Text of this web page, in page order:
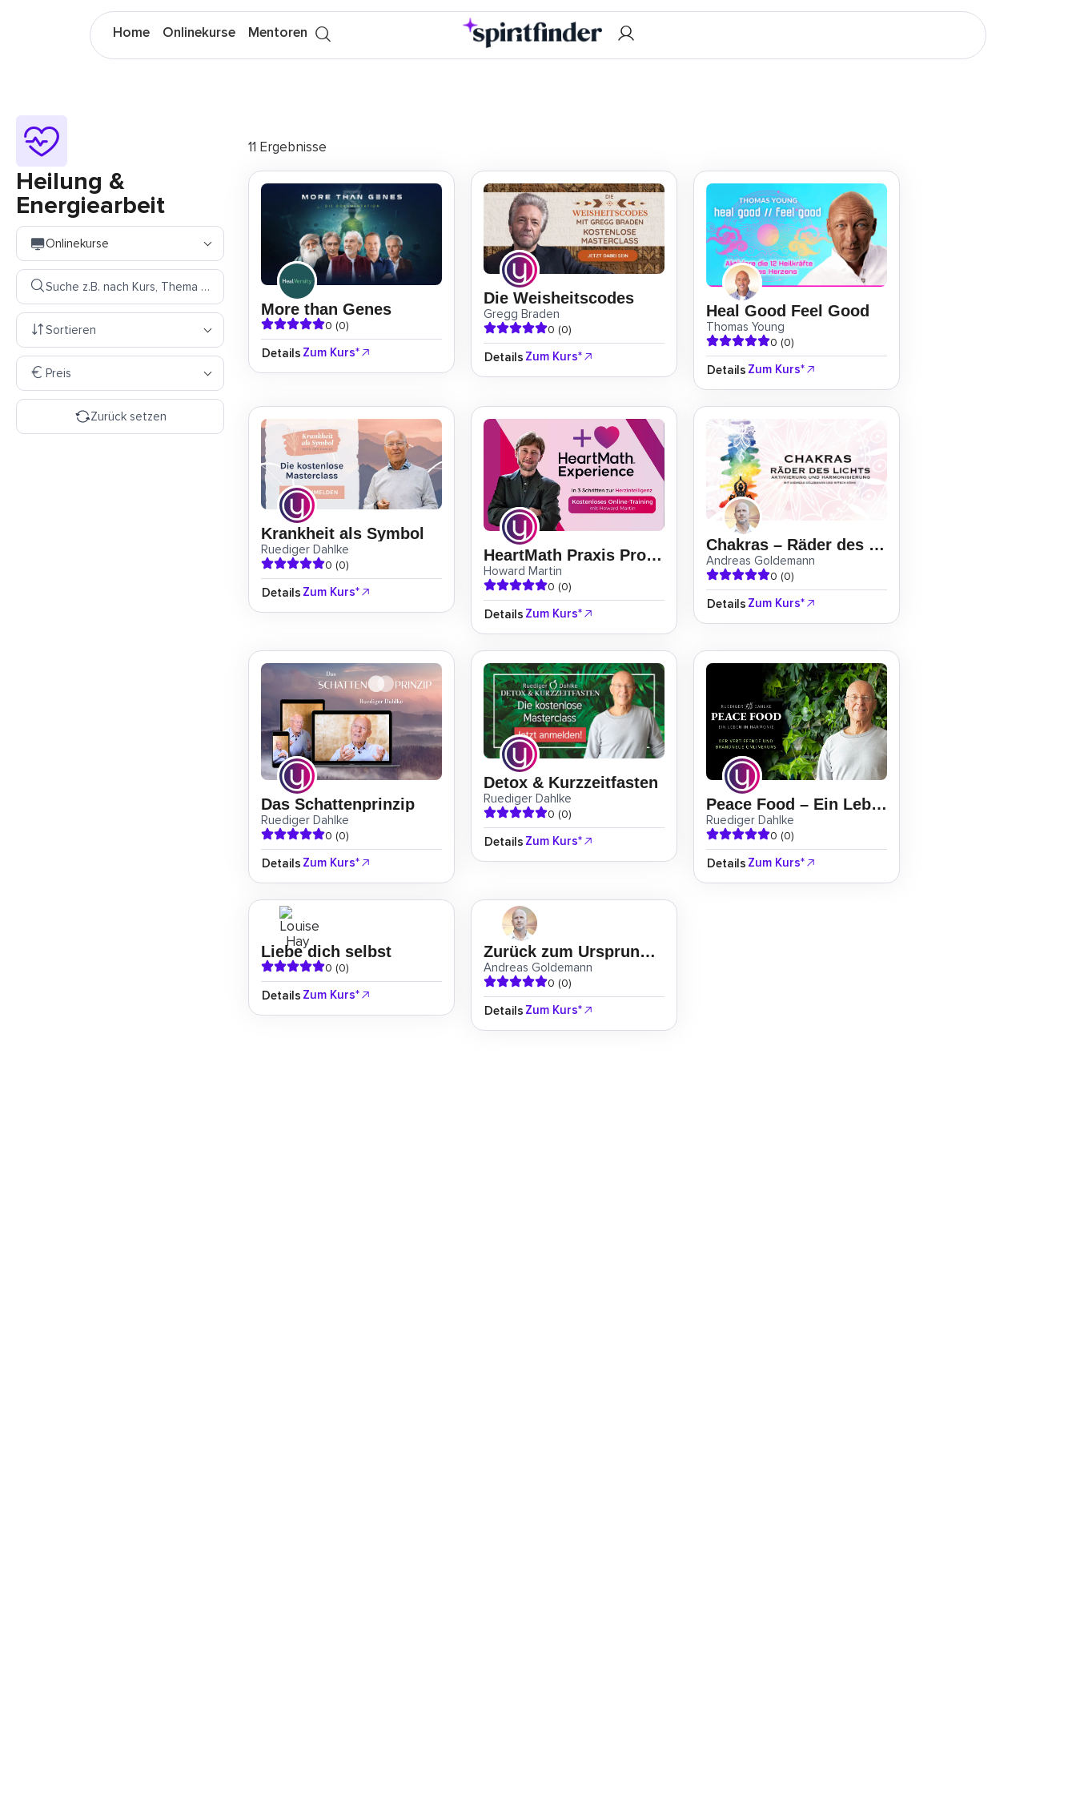
Home Onlinekurse Mentoren
Heilung &
Energiearbeit
Onlinekurse
Suche z.B. nach Kurs, Thema oder Mentor
Sortieren
Preis
Zurück setzen
11 Ergebnisse
More than Genes
0 (0)
Details Zum Kurs*
Die Weisheitscodes
Gregg Braden
0 (0)
Details Zum Kurs*
Heal Good Feel Good
Thomas Young
0 (0)
Details Zum Kurs*
Krankheit als Symbol
Ruediger Dahlke
0 (0)
Details Zum Kurs*
HeartMath Praxis Programm
Howard Martin
0 (0)
Details Zum Kurs*
Chakras – Räder des Lichts
Andreas Goldemann
0 (0)
Details Zum Kurs*
Das Schattenprinzip
Ruediger Dahlke
0 (0)
Details Zum Kurs*
Detox & Kurzzeitfasten
Ruediger Dahlke
0 (0)
Details Zum Kurs*
Peace Food – Ein Leben in Harmonie
Ruediger Dahlke
0 (0)
Details Zum Kurs*
Liebe dich selbst
0 (0)
Details Zum Kurs*
Zurück zum Ursprung [Neuauflage]
Andreas Goldemann
0 (0)
Details Zum Kurs*